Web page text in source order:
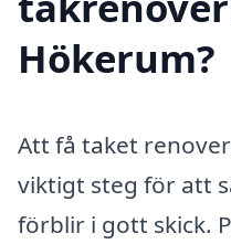
Hökerum?
Att få taket
viktigt steg för att
förblir i gott skick.